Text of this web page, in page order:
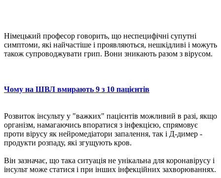
Німецький професор говорить, що неспецифічні супутні
симптоми, які найчастіше і проявляються, нешкідливі і можуть
також супроводжувати грип. Вони зникають разом з вірусом.
Чому на ШВЛ вмирають 9 з 10 пацієнтів
Розвиток інсульту у "важких" пацієнтів можливий в разі, якщо
організм, намагаючись впоратися з інфекцією, спрямовує
проти вірусу як нейромедіатори запалення, так і Д-димер -
продукти розпаду, які згущують кров.
Він зазначає, що така ситуація не унікальна для коронавірусу і
інсульт може статися і при інших інфекційних захворюваннях.